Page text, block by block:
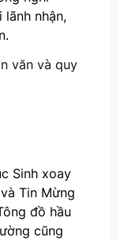
nhận,
văn và quy
Sinh xoay
Tin Mừng
đồ hầu
cũng